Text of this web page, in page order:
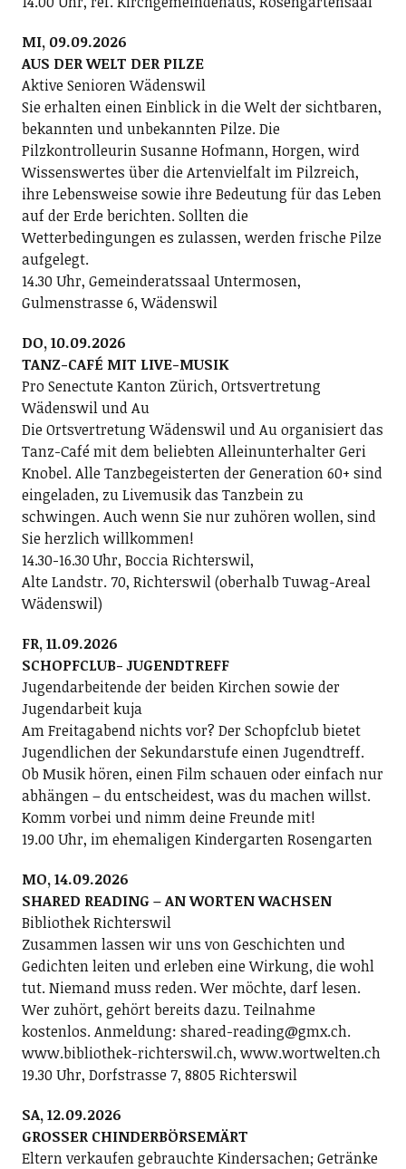
MI, 09.09.2026
AUS DER WELT DER PILZE
Aktive Senioren Wädenswil
Sie erhalten einen Einblick in die Welt der sichtbaren,
bekannten und unbekannten Pilze. Die
Pilzkontrolleurin Susanne Hofmann, Horgen, wird
Wissenswertes über die Artenvielfalt im Pilzreich,
ihre Lebensweise sowie ihre Bedeutung für das Leben
auf der Erde berichten. Sollten die
Wetterbedingungen es zulassen, werden frische Pilze
aufgelegt.
14.30 Uhr, Gemeinderatssaal Untermosen,
Gulmenstrasse 6, Wädenswil
DO, 10.09.2026
TANZ-CAFÉ MIT LIVE-MUSIK
Pro Senectute Kanton Zürich, Ortsvertretung
Wädenswil und Au
Die Ortsvertretung Wädenswil und Au organisiert das
Tanz-Café mit dem beliebten Alleinunterhalter Geri
Knobel. Alle Tanzbegeisterten der Generation 60+ sind
eingeladen, zu Livemusik das Tanzbein zu
schwingen. Auch wenn Sie nur zuhören wollen, sind
Sie herzlich willkommen!
14.30-16.30 Uhr, Boccia Richterswil,
Alte Landstr. 70, Richterswil (oberhalb Tuwag-Areal
Wädenswil)
FR, 11.09.2026
SCHOPFCLUB- JUGENDTREFF
Jugendarbeitende der beiden Kirchen sowie der
Jugendarbeit kuja
Am Freitagabend nichts vor? Der Schopfclub bietet
Jugendlichen der Sekundarstufe einen Jugendtreff.
Ob Musik hören, einen Film schauen oder einfach nur
abhängen – du entscheidest, was du machen willst.
Komm vorbei und nimm deine Freunde mit!
19.00 Uhr, im ehemaligen Kindergarten Rosengarten
MO, 14.09.2026
SHARED READING – AN WORTEN WACHSEN
Bibliothek Richterswil
Zusammen lassen wir uns von Geschichten und
Gedichten leiten und erleben eine Wirkung, die wohl
tut. Niemand muss reden. Wer möchte, darf lesen.
Wer zuhört, gehört bereits dazu. Teilnahme
kostenlos. Anmeldung: shared-reading@gmx.ch.
www.bibliothek-richterswil.ch, www.wortwelten.ch
19.30 Uhr, Dorfstrasse 7, 8805 Richterswil
SA, 12.09.2026
GROSSER CHINDERBÖRSEMÄRT
Eltern verkaufen gebrauchte Kindersachen; Getränke